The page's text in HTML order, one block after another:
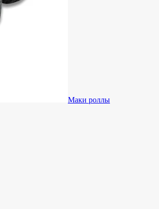
Маки роллы